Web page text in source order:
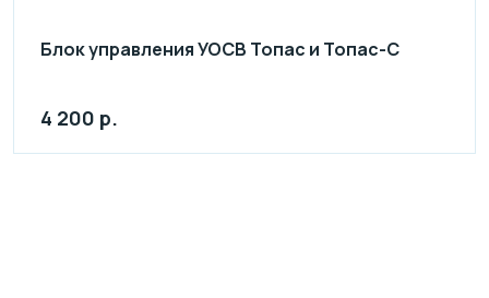
Блок управления УОСВ Топас и Топас-С
4 200 р.